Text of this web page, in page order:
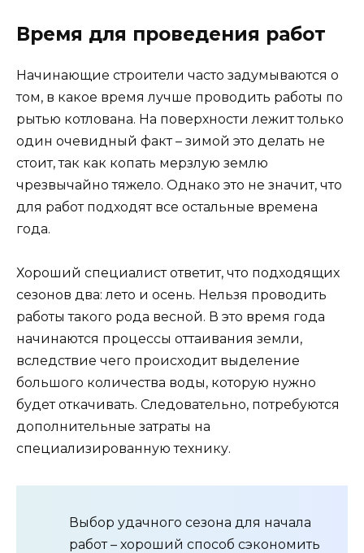
Время для проведения работ
Начинающие строители часто задумываются о
том, в какое время лучше проводить работы по
рытью котлована. На поверхности лежит только
один очевидный факт – зимой это делать не
стоит, так как копать мерзлую землю
чрезвычайно тяжело. Однако это не значит, что
для работ подходят все остальные времена
года.
Хороший специалист ответит, что подходящих
сезонов два: лето и осень. Нельзя проводить
работы такого рода весной. В это время года
начинаются процессы оттаивания земли,
вследствие чего происходит выделение
большого количества воды, которую нужно
будет откачивать. Следовательно, потребуются
дополнительные затраты на
специализированную технику.
Выбор удачного сезона для начала
работ – хороший способ сэкономить